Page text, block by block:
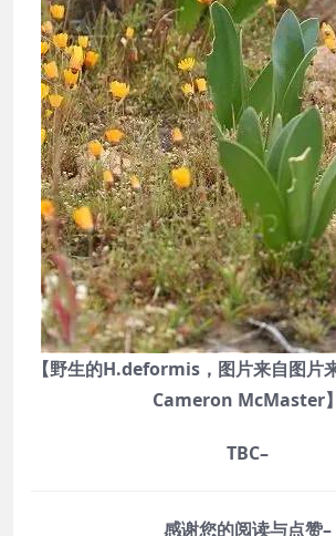
【野生的H.deformis，图片来自图片
Cameron McMaster】
TBC–
感谢您的阅读与点赞–